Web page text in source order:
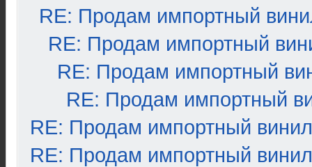
RE: Продам импортный
RE: Продам импортный
RE: Продам импортный
RE: Продам импортный
RE: Продам импортный винил
RE: Продам импортный винил